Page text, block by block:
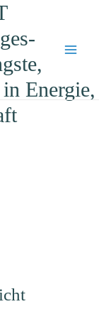
Menu
Energie,